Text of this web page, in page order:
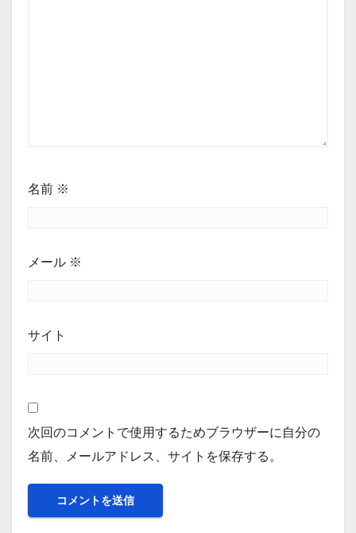
名前 ※
メール ※
サイト
次回のコメントで使用するためブラウザーに自分の
名前、メールアドレス、サイトを保存する。